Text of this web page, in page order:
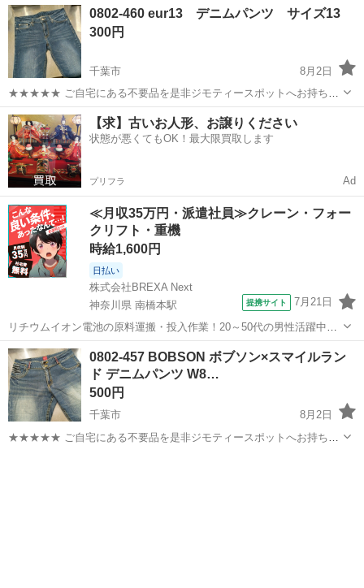
千葉 千葉市
0802-460 eur13 デニムパンツ サイズ13
300円
千葉市
8月2日
★★★★★ ご自宅にある不要品を是非ジモティースポットへお持ち込
みしませんか？ 家電、趣味・スポーツ・レジャー用品、こども用品、
衣料服飾品、生活雑貨、家具、本、CD・DVDなどが無料でまとめて持
ち込めます！ ※詳細はこ...
千葉 千葉市 ジーンズ/デニム 現地
【求】古いお人形、お譲りください
状態が悪くてもOK！最大限買取します
プリフラ Ad
≪月収35万円・派遣社員≫クレーン・フォー
クリフト・重機
時給1,600円
日払い
株式会社BREXA Next
神奈川県 南橋本駅
提携サイト 7月21日
リチウムイオン電池の原料運搬・投入作業！20～50代の男性活躍中★
ワンルーム寮完備！赴任旅費会社負担！年間休日130日★フォークリフ
ト免許お持ちの方、活躍中！就業先食堂利用可★《神奈川県相模原
市》 人気の工場のお仕事 ◇電...
神奈川 相模原市 南橋本駅 その他
0802-457 BOBSON ボブソン×スマイルラン
ド デニムパンツ W8…
500円
千葉市
8月2日
★★★★★ ご自宅にある不要品を是非ジモティースポットへお持ち込